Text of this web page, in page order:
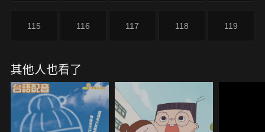
115 116 117 118 119
其他人也看了